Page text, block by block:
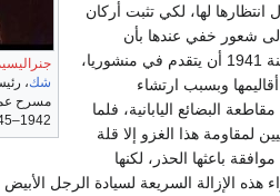
شك،
مسرح
1942–1945.
لها، لكي تثبت أركان
شعور خفي عندها بأن
سككها الحديدية وسائر مُسْتَغَلاتها الاقتصادية هناك تتهددها المنافسة الصينية، فأمرت جيشها في سبتمبر سنة 1941 أن يتقدم في منشوريا،
وبسبب ارتشاء
البضائع اليابانية، فلما
لمقاومة هذا الغزو إلا قلة
باعثها الحذر، لكنها
الإزالة السريعة لسيادة الرجل